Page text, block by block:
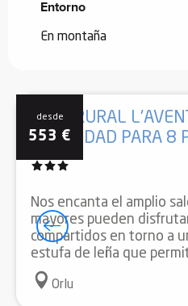
Entorno
Entorno
En montaña
desde
553 €
CASA RURAL
CAPACIDAD PARA 8
Nos encanta el amplio
mayores pueden
compartidos en torno a
estufa de leña que
Orlu